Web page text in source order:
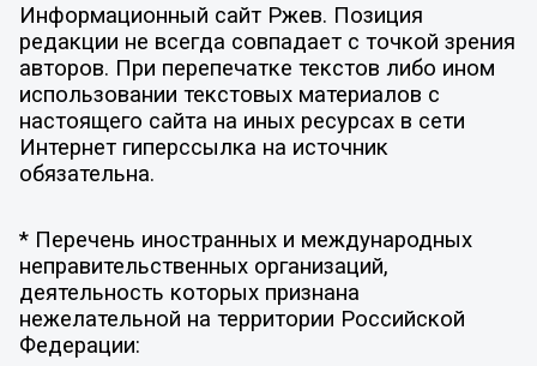
Информационный сайт Ржев. Позиция
редакции не всегда совпадает с точкой зрения
авторов. При перепечатке текстов либо ином
использовании текстовых материалов с
настоящего сайта на иных ресурсах в сети
Интернет гиперссылка на источник
обязательна.
* Перечень иностранных и международных
неправительственных организаций,
деятельность которых признана
нежелательной на территории Российской
Федерации: